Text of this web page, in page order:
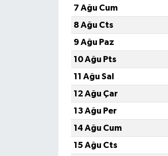
7 Ağu Cum
8 Ağu Cts
9 Ağu Paz
10 Ağu Pts
11 Ağu Sal
12 Ağu Çar
13 Ağu Per
14 Ağu Cum
15 Ağu Cts